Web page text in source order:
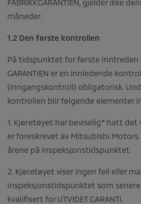
FABRIKKGARANTIEN, gjelder ikke
måneder.
1.2 Den første kontrollen
På tidspunktet for første inntreden i
GARANTIEN er en innledende
(inngangskontroll) obligatorisk.
kontrollen blir følgende elementer
1. Kjøretøyet har beviselig* hatt det
er foreskrevet av Mitsubishi Motors
årene på inspeksjonstidspunktet.
2. Kjøretøyet viser ingen feil eller
inspeksjonstidspunktet som
kvalifisert for UTVIDET GARANTI.